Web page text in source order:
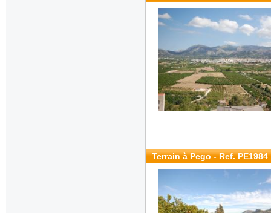
Terrain à Pego - Ref. PE1984